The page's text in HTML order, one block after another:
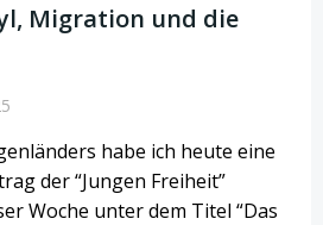
Migration und die
habe ich heute eine
der “Jungen Freiheit”
Woche unter dem Titel “Das